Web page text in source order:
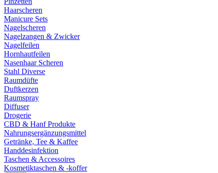
Haarscheren
Manicure Sets
Nagelscheren
Nagelzangen & Zwicker
Nagelfeilen
Hornhautfeilen
Nasenhaar Scheren
Stahl Diverse
Raumdüfte
Duftkerzen
Raumspray
Diffuser
Drogerie
CBD & Hanf Produkte
Nahrungsergänzungsmittel
Getränke, Tee & Kaffee
Handdesinfektion
Taschen & Accessoires
Kosmetiktaschen & -koffer